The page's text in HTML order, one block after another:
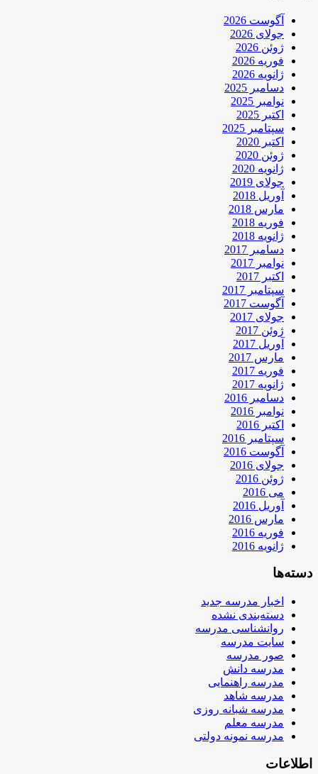
آگوست 2026
جولای 2026
ژوئن 2026
فوریه 2026
ژانویه 2026
دسامبر 2025
نوامبر 2025
اکتبر 2025
سپتامبر 2025
اکتبر 2020
ژوئن 2020
ژانویه 2020
جولای 2019
آوریل 2018
مارس 2018
فوریه 2018
ژانویه 2018
دسامبر 2017
نوامبر 2017
اکتبر 2017
سپتامبر 2017
آگوست 2017
جولای 2017
ژوئن 2017
آوریل 2017
مارس 2017
فوریه 2017
ژانویه 2017
دسامبر 2016
نوامبر 2016
اکتبر 2016
سپتامبر 2016
آگوست 2016
جولای 2016
ژوئن 2016
می 2016
آوریل 2016
مارس 2016
فوریه 2016
ژانویه 2016
دسته‌ها
اخبار مدرسه جدید
دسته‌بندی نشده
روانشناسی مدرسه
سایت مدرسه
صور مدرسه
مدرسه دانش
مدرسه راهنمایی
مدرسه شاهد
مدرسه شبانه روزی
مدرسه معلم
مدرسه نمونه دولتی
اطلاعات